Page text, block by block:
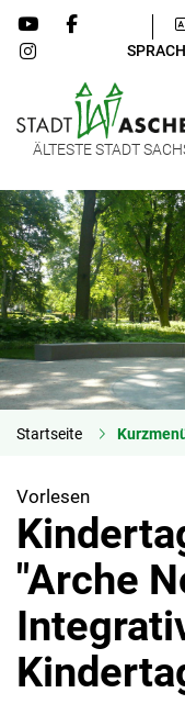
ÄLTESTE STADT
Startseite
Vorlesen
"Arche